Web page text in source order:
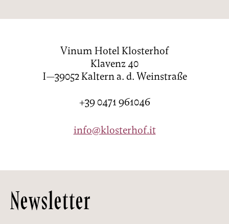
Vinum Hotel Klosterhof
Klavenz 40
I—39052 Kaltern a. d. Weinstraße
+39 0471 961046
info@klosterhof.it
Newsletter